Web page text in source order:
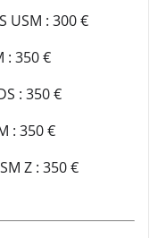
USM : 300 €
: 350 €
: 350 €
: 350 €
Z : 350 €